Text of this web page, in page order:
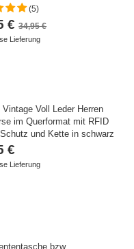
(5)
€34,95 €
Lieferung
Vintage Voll Leder Herren
im Querformat mit RFID
und Kette in schwarz
€
Lieferung
bzw.